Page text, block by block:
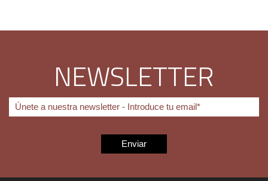
NEWSLETTER